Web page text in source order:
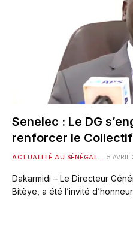
Senelec : Le DG
renforcer le
ACTUALITÉ AU SÉNÉGAL 5 AVRIL
Dakarmidi – Le Directeur
Bitèye, a été l’invité